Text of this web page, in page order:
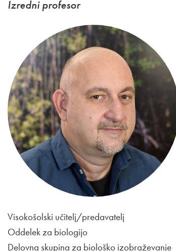
Izredni profesor
Visokošolski učitelj/predavatelj
Oddelek za biologijo
Delovna skupina za biološko izobraževanje